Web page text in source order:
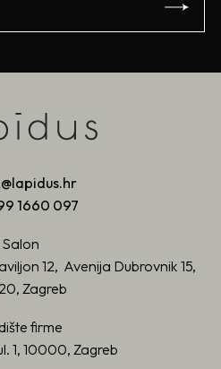
1660 097
Salon
12, Avenija Dubrovnik 15,
Zagreb
firme
1, 10000, Zagreb